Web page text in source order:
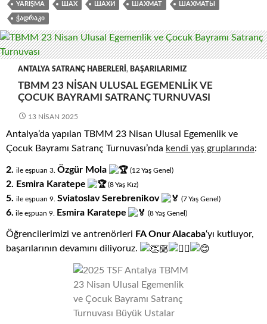
YARIŞMA ШАХ ШАХИ ШАХМАТ ШАХМАТЫ
ᲭᲐᲓᲠᲐᲙᲘ
ANTALYA SATRANÇ HABERLERI , BAŞARILARIMIZ
TBMM 23 NISAN ULUSAL EGEMENLIK VE
ÇOCUK BAYRAMI SATRANÇ TURNUVASI
13 NISAN 2025
Antalya’da yapılan TBMM 23 Nisan Ulusal Egemenlik ve
Çocuk Bayramı Satranç Turnuvası’nda kendi yaş gruplarında:
2. ile eşpuan 3. Özgür Mola (12 Yaş Genel)
2. Esmira Karatepe (8Yaş Kız)
5. ile eşpuan 9. Sviatoslav Serebrenikov (7Yaş Genel)
6. ile eşpuan 9. Esmira Karatepe (8Yaş Genel)
Öğrencilerimizi ve antrenörleri FA Onur Alacaba‘yı kutluyor,
başarılarının devamını diliyoruz.